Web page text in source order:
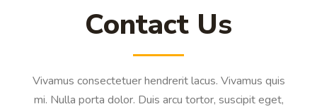
Contact Us
Vivamus consectetuer hendrerit lacus. Vivamus quis
mi. Nulla porta dolor. Duis arcu tortor, suscipit eget,